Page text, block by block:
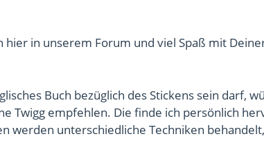
hier in unserem Forum und viel Spaß mit
Buch bezüglich des Stickens sein darf,
Twigg empfehlen. Die finde ich persönlich
werden unterschiedliche Techniken